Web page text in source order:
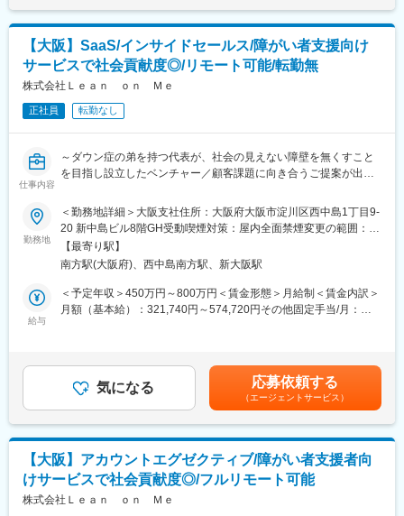
■同社について：
私たちは「医療・介護に、イノベーションを」を掲げ、医療・介
護・歯科領域のDXやマーケティング、採用、人事などバックオフ
ィスのプロフェッショナルとして、医療介護の現場に変革をもた
らすグループです。
東証プライム上場 JMDC のグループ企業として、強固な事業基盤
とスピーディな挑戦を両立しています。
変更の範囲：会社の定める業務
リヤンド-絆-では、がん末期・難病患者等の日常的に医療的ケアが
必要な方々の受け入れを積極的におこない、その人らしく生活で
きる状態の実現を通じた「後悔を超える満足感」を追求するケア
を行っています。「難病だから制限された生活をせざるを得な
い…」そんな患者さんを一人でも減らすため、経験豊富な看護
師・介護スタッフによる医療ケア体制と、“その人らしい生活”に重
きを置いたより良い生活環境を提供し、さまざまな疾患を抱える
患者様・ご家族様の「こう生きたい、こう生活したい」に寄り添
ったサービスを提供いたします。
神経難病を抱える方々へ、“食べる”喜びと大切な時間を支える食支
援を提供しています。
大切な人の笑顔を守る食支援プロジェクト「Enjoy Eating」につ
いて
■出張時の手当について：
・月2回までの帰省費用（往復交通費）補助がございます。
■業務の詳細：
・病院等からの直接のお問い合わせ対応
・ポータルサイトや提携先からのお問い合わせ対応
・入居希望者およびご家族の見学対応
・本部及び施設内の運営会議等への出席と活動報告
・お問い合わせ帳票への記録と管理
【大阪】SaaS/インサイドセールス/障がい者支援向け
サービスで社会貢献度◎/リモート可能/転勤無
株式会社Ｌｅａｎ ｏｎ Ｍｅ
正社員 転勤なし
仕事内容
～ダウン症の弟を持つ代表が、社会の見えない障壁を無くすこと
を目指し設立したベンチャー／顧客課題に向き合うご提案が出来
■仕事内容：
当社の主力サービスである、障がい者支援者向けオンライン研修
サービスのインサイドセールスをお任せします。
【変更の範囲：会社が定める業務】
■具体的な業務：
極的にコンタクトを取る
・販売パイプラインを管理し、商談の進捗状況を追跡する
・チームメンバーやマネージャーと協力して、営業目標の達成に
■福祉特化型e-learningサービス：
人手不足で人材教育にリソースを割けない現場に向けて、知的障
がい者との向き合い方を著名講師が幅広い分野で解説しておりま
す。
勤務地
＜勤務地詳細＞大阪支社住所：大阪府大阪市淀川区西中島1丁目9-
20 新中島ビル8階GH受動喫煙対策：屋内全面禁煙変更の範囲：会
社の定める事業所（リモートワーク含む）
【最寄り駅】
南方駅(大阪府)、西中島南方駅、新大阪駅
給与
＜予定年収＞450万円～800万円＜賃金形態＞月給制＜賃金内訳＞
月額（基本給）：321,740円～574,720円その他固定手当/月：
手当＞有＜給与補足＞※その他固定給：リモート手当3,000円を含
む※現行の年収と相談して決定賃金はあくまでも目安の金額であ
り、選考を通じて上下する可能性があります。月給(月額)は固定手
当を含めた表記です。
気になる 応募依頼する
（エージェントサービス）
【大阪】アカウントエグゼクティブ/障がい者支援者向
けサービスで社会貢献度◎/フルリモート可能
株式会社Ｌｅａｎ ｏｎ Ｍｅ